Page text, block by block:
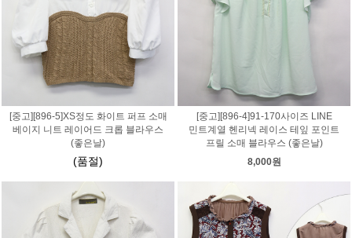
[중고][896-5]XS정도 화이트 퍼프 소매
베이지 니트 레이어드 크롭 블라우스
(좋은날)
(품절)
[중고][896-4]91-170사이즈 LINE
민트계열 헨리넥 레이스 테잎 포인트
프릴 소매 블라우스 (좋은날)
8,000원